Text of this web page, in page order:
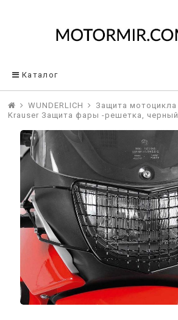
Каталог
WUNDERLICH Защита мотоцикла
Krauser Защита фары -решетка, черный